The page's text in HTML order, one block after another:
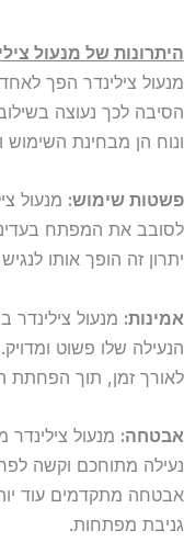
היתרונות של מנעול
מנעול צילינדר הפך
הסיבה לכך נעוצה
ונוח הן מבחינת
פשטות שימוש: מנעול
לסובב את המפתח
יתרון זה הופך אותו
אמינות: מנעול צילינדר
הנעילה שלו פשוט
לאורך זמן, תוך הפחתת
אבטחה: מנעול
נעילה מתוחכם וקשה
אבטחה מתקדמים עוד
גניבת מפתחות.